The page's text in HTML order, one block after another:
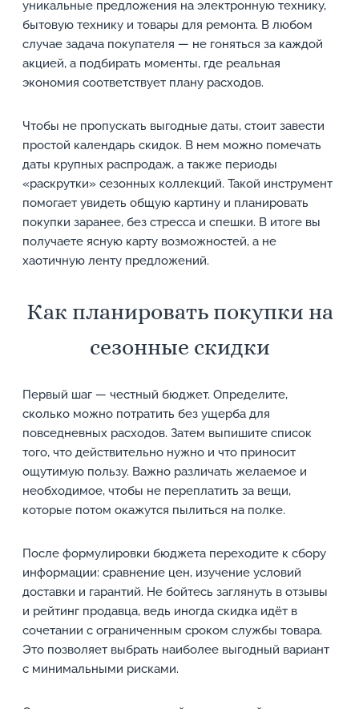
уникальные предложения на электронную технику,
бытовую технику и товары для ремонта. В любом
случае задача покупателя — не гоняться за каждой
акцией, а подбирать моменты, где реальная
экономия соответствует плану расходов.
Чтобы не пропускать выгодные даты, стоит завести
простой календарь скидок. В нем можно помечать
даты крупных распродаж, а также периоды
«раскрутки» сезонных коллекций. Такой инструмент
помогает увидеть общую картину и планировать
покупки заранее, без стресса и спешки. В итоге вы
получаете ясную карту возможностей, а не
хаотичную ленту предложений.
Как планировать покупки на
сезонные скидки
Первый шаг — честный бюджет. Определите,
сколько можно потратить без ущерба для
повседневных расходов. Затем выпишите список
того, что действительно нужно и что приносит
ощутимую пользу. Важно различать желаемое и
необходимое, чтобы не переплатить за вещи,
которые потом окажутся пылиться на полке.
После формулировки бюджета переходите к сбору
информации: сравнение цен, изучение условий
доставки и гарантий. Не бойтесь заглянуть в отзывы
и рейтинг продавца, ведь иногда скидка идёт в
сочетании с ограниченным сроком службы товара.
Это позволяет выбрать наиболее выгодный вариант
с минимальными рисками.